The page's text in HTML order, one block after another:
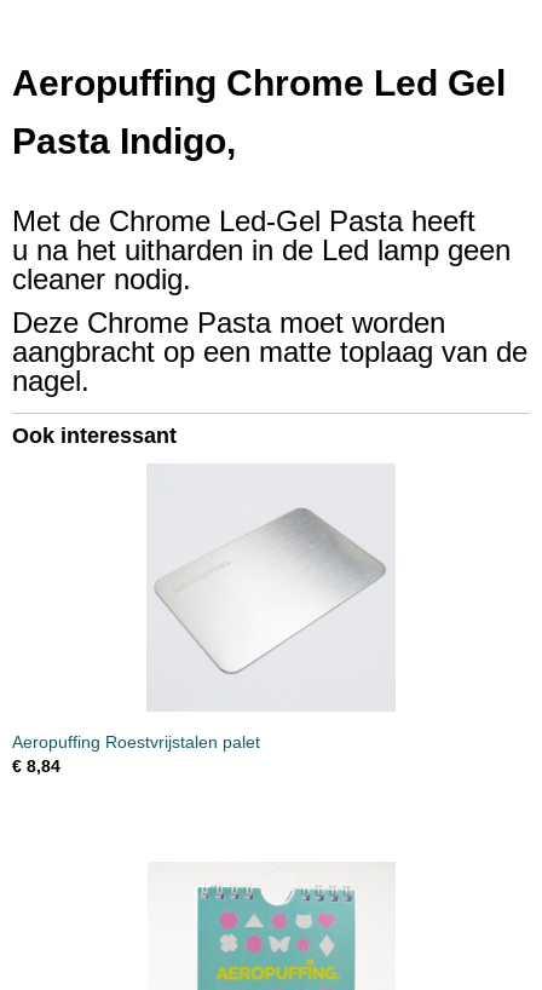
Aeropuffing Chrome Led Gel
Pasta Indigo,
Met de Chrome Led-Gel Pasta heeft
u na het uitharden in de Led lamp geen
cleaner nodig.
Deze Chrome Pasta moet worden
aangbracht op een matte toplaag van de
nagel.
Ook interessant
Aeropuffing Roestvrijstalen palet
€ 8,84